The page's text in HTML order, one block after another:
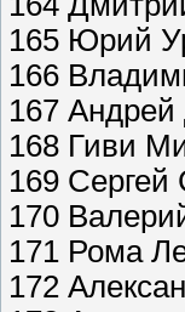
165 Юрий
166
167
168 Гиви
169
170
171 Рома
172